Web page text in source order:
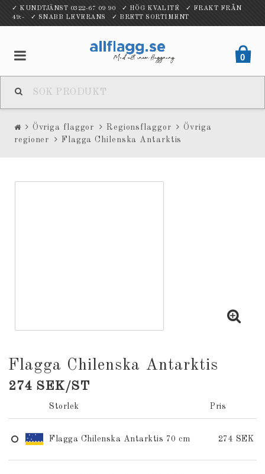
✓ KUNDTJÄNST 0322-67 09 90 ✓ HÖG KVALITÉ ✓ FRAKT FRÅN
49:- ✓ SNABB LEVERANS ✓ BRETT SORTIMENT
0
Övriga flaggor Regionsflaggor
Övriga
regioner
Flagga Chilenska Antarktis
Flagga Chilenska Antarktis
274 SEK/ST
Storlek Pris
Flagga Chilenska Antarktis 70 cm 274 SEK